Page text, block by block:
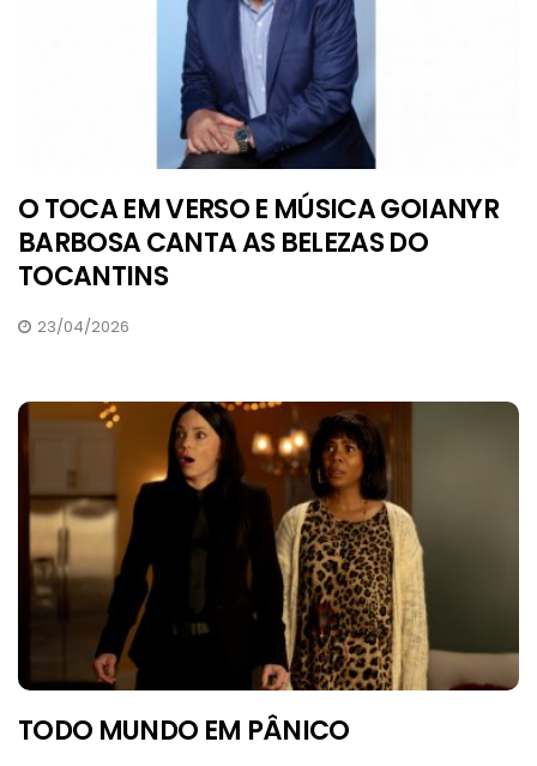
O TOCA EM VERSO E MÚSICA GOIANYR
BARBOSA CANTA AS BELEZAS DO
TOCANTINS
23/04/2026
TODO MUNDO EM PÂNICO